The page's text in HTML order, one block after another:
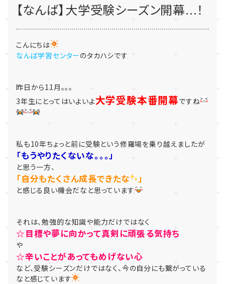
【なんば】大学受験シーズン開幕...！
こんにちは
なんば学習センターのタカハシです
昨日から11月。。。
3年生にとってはいよいよ大学受験本番開幕ですね
私も10年ちょっと前に受験という修羅場を乗り越えましたが
「もうやりたくないな。。。」
と思う一方、
「自分もたくさん成長できたな 」
と感じる良い機会だなと思っています
それは、勉強的な知識や能力だけではなく
☆目標や夢に向かって真剣に頑張る気持ち
や
☆辛いことがあってもめげない心
など、受験シーズンだけではなく、今の自分にも繋がっている
なと感じています